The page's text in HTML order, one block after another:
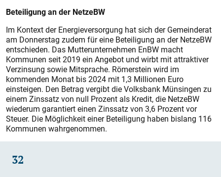
Beteiligung an der NetzeBW
Im Kontext der Energieversorgung hat sich der Gemeinderat
am Donnerstag zudem für eine Beteiligung an der NetzeBW
entschieden. Das Mutterunternehmen EnBW macht
Kommunen seit 2019 ein Angebot und wirbt mit attraktiver
Verzinsung sowie Mitsprache. Römerstein wird im
kommenden Monat bis 2024 mit 1,3 Millionen Euro
einsteigen. Den Betrag vergibt die Volksbank Münsingen zu
einem Zinssatz von null Prozent als Kredit, die NetzeBW
wiederum garantiert einen Zinssatz von 3,6 Prozent vor
Steuer. Die Möglichkeit einer Beteiligung haben bislang 116
Kommunen wahrgenommen.
32